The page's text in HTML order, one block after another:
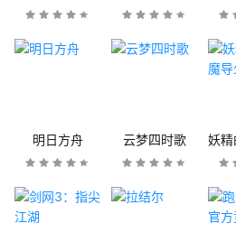
明日方舟 云梦四时歌